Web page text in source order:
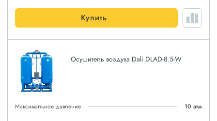
Купить
Осушитель воздуха Dali DLAD-8.5-W
Максимальное давление 10 атм